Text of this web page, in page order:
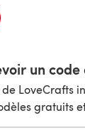
dans un
un
LoveCrafts
gratuits